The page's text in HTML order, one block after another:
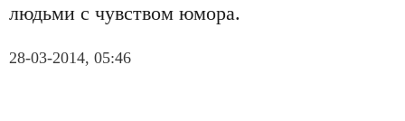
людьми с чувством юмора.
28-03-2014, 05:46